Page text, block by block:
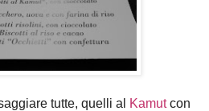
tutte, quelli al Kamutcon